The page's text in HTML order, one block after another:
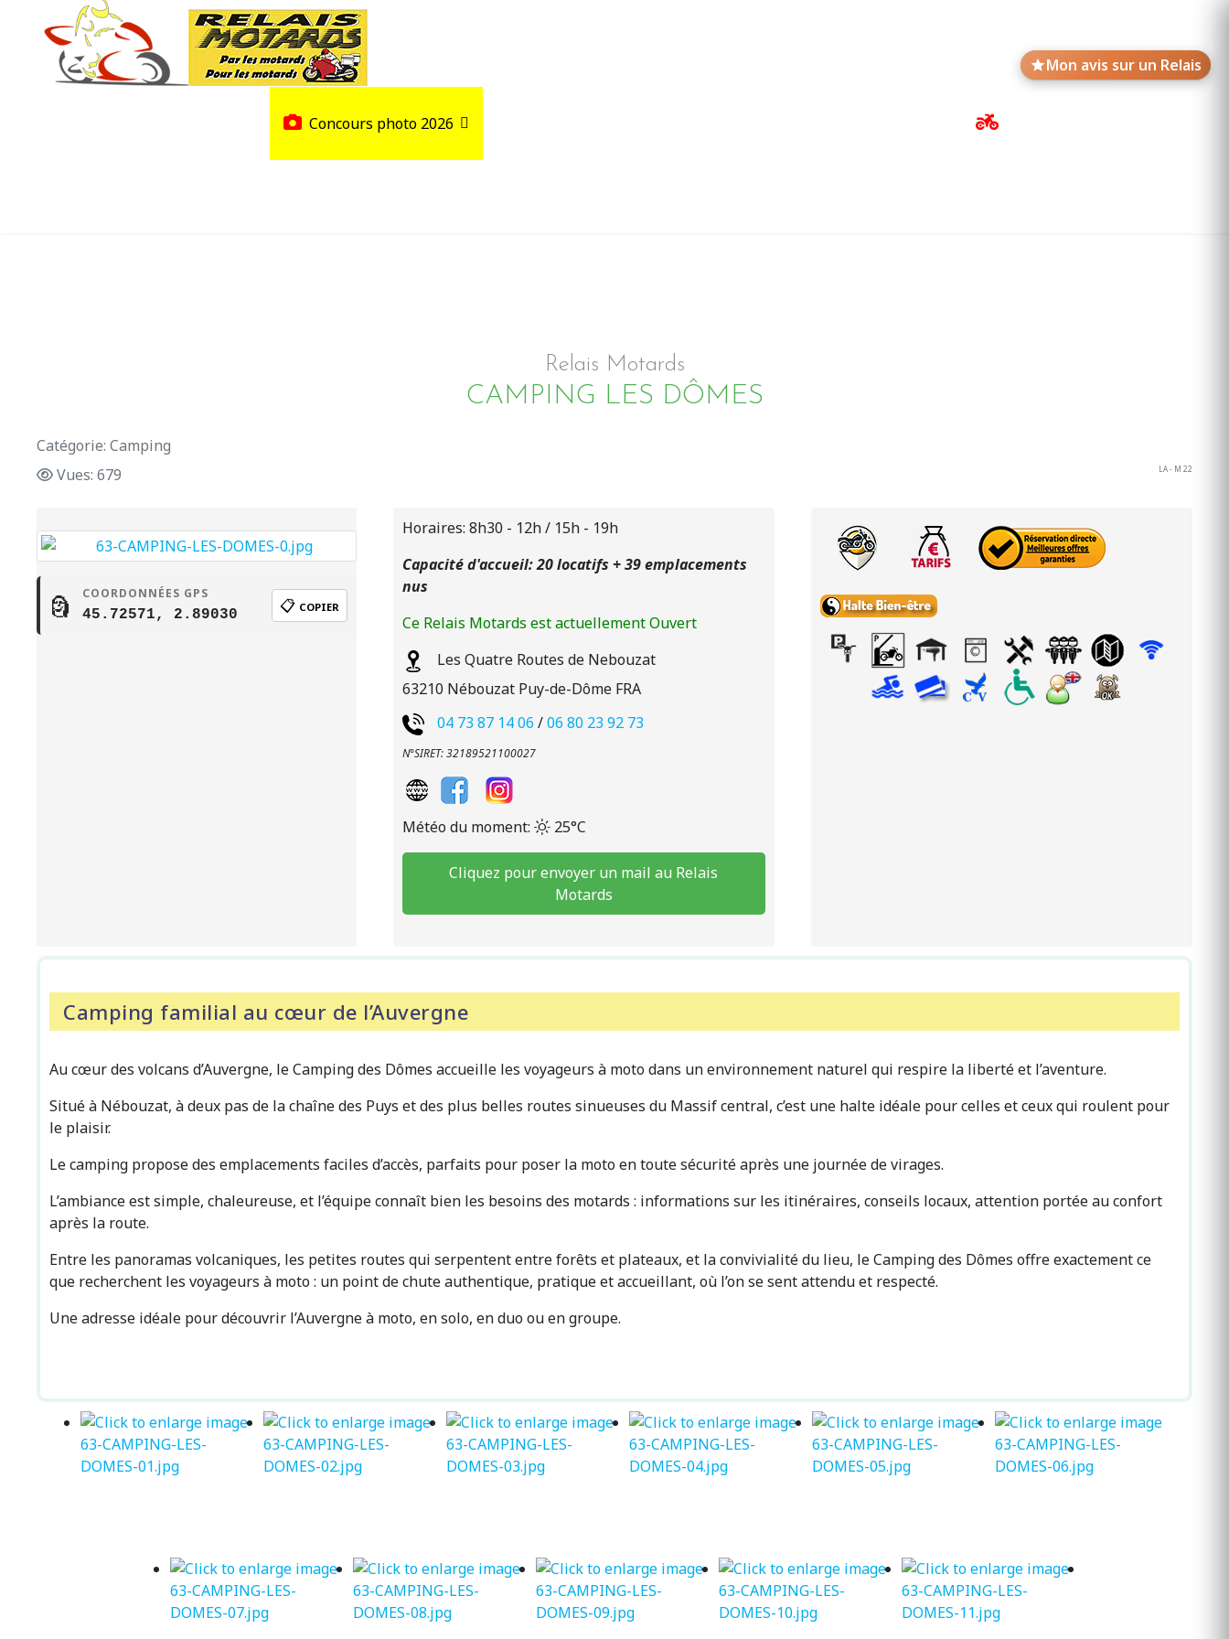
Mon avis sur un Relais
Concours photo 2026
Relais Motards
CAMPING LES DÔMES
Catégorie: Camping
Vues: 679
LA - M 22
🗿 COORDONNÉES GPS
45.72571, 2.89030 📋 COPIER
Horaires: 8h30 - 12h / 15h - 19h
Capacité d'accueil: 20 locatifs + 39 emplacements
nus
Ce Relais Motards est actuellement Ouvert
Les Quatre Routes de Nebouzat
63210 Nébouzat Puy-de-Dôme FRA
04 73 87 14 06 /06 80 23 92 73
N°SIRET: 32189521100027
Météo du moment: 25°C
Cliquez pour envoyer un mail au Relais
Motards
Camping familial au cœur de l’Auvergne
Au cœur des volcans d’Auvergne, le Camping des Dômes accueille les voyageurs à moto dans un environnement naturel qui respire la liberté et l’aventure.
Situé à Nébouzat, à deux pas de la chaîne des Puys et des plus belles routes sinueuses du Massif central, c’est une halte idéale pour celles et ceux qui roulent pour
le plaisir.
Le camping propose des emplacements faciles d’accès, parfaits pour poser la moto en toute sécurité après une journée de virages.
L’ambiance est simple, chaleureuse, et l’équipe connaît bien les besoins des motards : informations sur les itinéraires, conseils locaux, attention portée au confort
après la route.
Entre les panoramas volcaniques, les petites routes qui serpentent entre forêts et plateaux, et la convivialité du lieu, le Camping des Dômes offre exactement ce
que recherchent les voyageurs à moto : un point de chute authentique, pratique et accueillant, où l’on se sent attendu et respecté.
Une adresse idéale pour découvrir l’Auvergne à moto, en solo, en duo ou en groupe.